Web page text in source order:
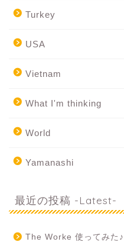
Turkey
USA
Vietnam
What I'm thinking
World
Yamanashi
最近の投稿 -Latest-
The Worke 使ってみた